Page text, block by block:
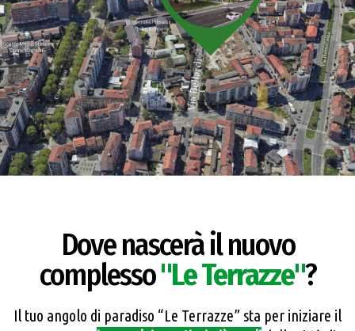
Dove nascerà il nuovo
complesso"Le Terrazze"?
Il tuo angolo di paradiso “Le Terrazze” sta per iniziare il